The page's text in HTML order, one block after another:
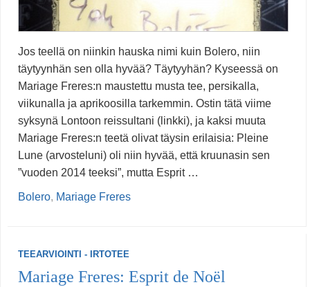
Jos teellä on niinkin hauska nimi kuin Bolero, niin
täytyynhän sen olla hyvää? Täytyyhän? Kyseessä on
Mariage Freres:n maustettu musta tee, persikalla,
viikunalla ja aprikoosilla tarkemmin. Ostin tätä viime
syksynä Lontoon reissultani (linkki), ja kaksi muuta
Mariage Freres:n teetä olivat täysin erilaisia: Pleine
Lune (arvosteluni) oli niin hyvää, että kruunasin sen
”vuoden 2014 teeksi”, mutta Esprit …
Bolero, Mariage Freres
TEEARVIOINTI - IRTOTEE
Mariage Freres: Esprit de Noël